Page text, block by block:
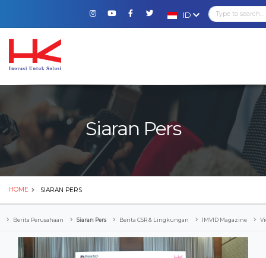
ID
Siaran Pers
HOME SIARAN PERS
Berita Perusahaan Siaran Pers Berita CSR & Lingkungan IMVID Magazine